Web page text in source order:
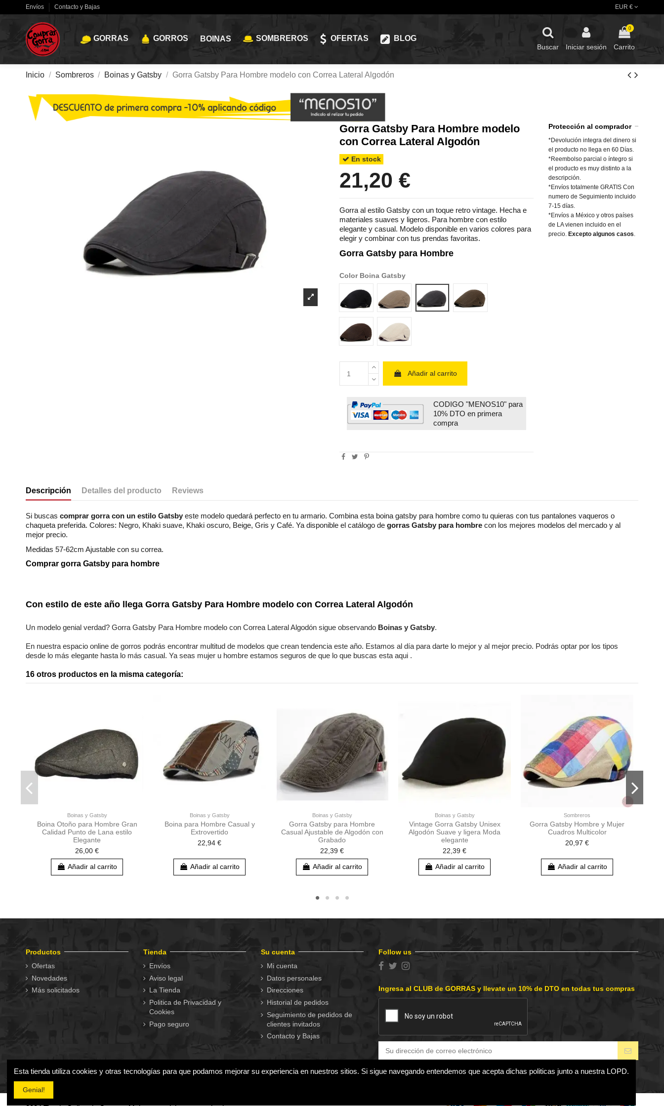
Envíos Contacto y Bajas EUR €
GORRAS GORROS BOINAS SOMBREROS OFERTAS BLOG
Buscar Iniciar sesión
0
Carrito
Inicio Sombreros Boinas y Gatsby Gorra Gatsby Para Hombre modelo con Correa Lateral Algodón
Gorra Gatsby Para Hombre modelo
con Correa Lateral Algodón
En stock
21,20 €
Gorra al estilo Gatsby con un toque retro vintage. Hecha e
materiales suaves y ligeros. Para hombre con estilo
elegante y casual. Modelo disponible en varios colores para
elegir y combinar con tus prendas favoritas.
Gorra Gatsby para Hombre
Color Boina Gatsby
negra 1
light khaki 1gris 1 dark khaki 1
cofee beige 1
Añadir al carrito
CODIGO "MENOS10" para
10% DTO en primera
compra
Protección al comprador
*Devolución integra del dinero si
el producto no llega en 60 Días.
*Reembolso parcial o íntegro si
el producto es muy distinto a la
descripción.
*Envíos totalmente GRATIS Con
numero de Seguimiento incluido
7-15 días.
*Envíos a México y otros países
de LA vienen incluido en el
precio.Excepto algunos casos
Descripción Detalles del producto Reviews
Si buscas comprar gorra con un estilo Gatsby este modelo quedará perfecto en tu armario. Combina esta boina gatsby para hombre como tu quieras con tus pantalones vaqueros o
chaqueta preferida. Colores: Negro, Khaki suave, Khaki oscuro, Beige, Gris y Café. Ya disponible el catálogo de gorras Gatsby para hombre con los mejores modelos del mercado y al
mejor precio.
Medidas 57-62cm Ajustable con su correa.
Comprar gorra Gatsby para hombre
Estilos Elegante
Con estilo de este año llega Gorra Gatsby Para Hombre modelo con Correa Lateral Algodón
Un modelo genial verdad? Gorra Gatsby Para Hombre modelo con Correa Lateral Algodón sigue observando Boinas y Gatsby.
En nuestra espacio online de gorros podrás encontrar multitud de modelos que crean tendencia este año. Estamos al día para darte lo mejor y al mejor precio. Podrás optar por los tipos
desde lo más elegante hasta lo más casual. Ya seas mujer u hombre estamos seguros de que lo que buscas esta aqui .
16 otros productos en la misma categoría:
Boinas y Gatsby
Boina Otoño para Hombre Gran
Calidad Punto de Lana estilo
Elegante
26,00 €
Añadir al carrito
Boinas y Gatsby
Boina para Hombre Casual y
Extrovertido
22,94 €
Añadir al carrito
Boinas y Gatsby
Gorra Gatsby para Hombre
Casual Ajustable de Algodón con
Grabado
22,39 €
Añadir al carrito
Boinas y Gatsby
Vintage Gorra Gatsby Unisex
Algodón Suave y ligera Moda
elegante
22,39 €
Añadir al carrito
Sombreros
Gorra Gatsby Hombre y Mujer
Cuadros Multicolor
20,97 €
Añadir al carrito
Productos
Ofertas
Novedades
Más solicitados
Tienda
Envíos
Aviso legal
La Tienda
Politica de Privacidad y
Cookies
Pago seguro
Su cuenta
Mi cuenta
Datos personales
Direcciones
Historial de pedidos
Seguimiento de pedidos de
clientes invitados
Contacto y Bajas
Follow us
Ingresa al CLUB de GORRAS y llevate un 10% de DTO en todas tus compras
Esta tienda utiliza cookies y otras tecnologías para que podamos mejorar su experiencia en nuestros sitios. Si sigue navegando entendemos que acepta dichas politicas junto a nuestra LOPD.
Genial!